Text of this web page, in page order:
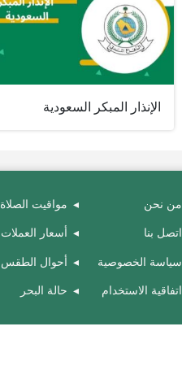
الإنذار المبكر السعودية
من نحن
اتصل بنا
سياسة الخصوصية
اتفاقية الاستخدام
مواقيت الصلاة
أسعار العملات
أحوال الطقس
حالة البحر